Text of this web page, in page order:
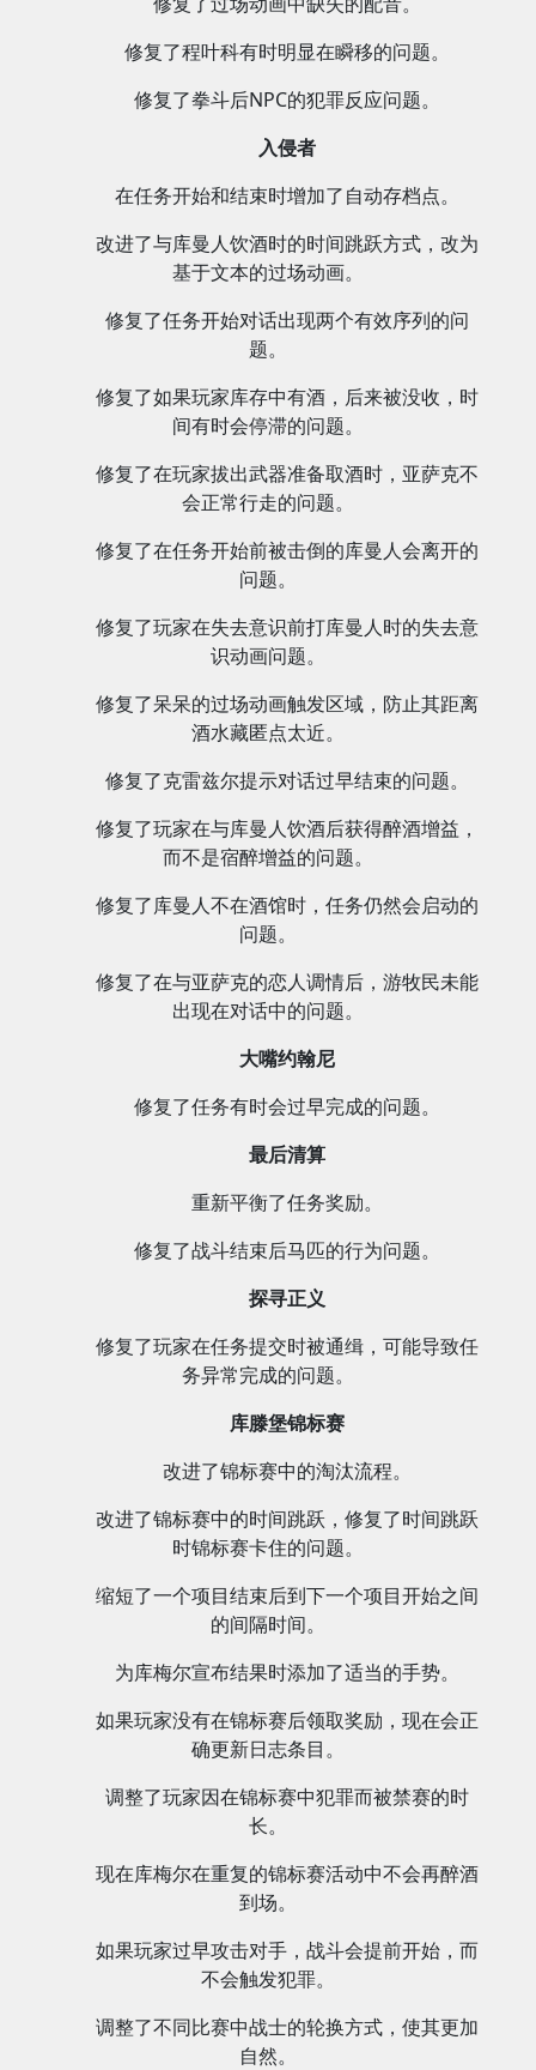
修复了程叶科有时明显在瞬移的问题。
修复了拳斗后NPC的犯罪反应问题。
入侵者
在任务开始和结束时增加了自动存档点。
改进了与库曼人饮酒时的时间跳跃方式，改为
基于文本的过场动画。
修复了任务开始对话出现两个有效序列的问
题。
修复了如果玩家库存中有酒，后来被没收，时
间有时会停滞的问题。
修复了在玩家拔出武器准备取酒时，亚萨克不
会正常行走的问题。
修复了在任务开始前被击倒的库曼人会离开的
问题。
修复了玩家在失去意识前打库曼人时的失去意
识动画问题。
修复了呆呆的过场动画触发区域，防止其距离
酒水藏匿点太近。
修复了克雷兹尔提示对话过早结束的问题。
修复了玩家在与库曼人饮酒后获得醉酒增益，
而不是宿醉增益的问题。
修复了库曼人不在酒馆时，任务仍然会启动的
问题。
修复了在与亚萨克的恋人调情后，游牧民未能
出现在对话中的问题。
大嘴约翰尼
修复了任务有时会过早完成的问题。
最后清算
重新平衡了任务奖励。
修复了战斗结束后马匹的行为问题。
探寻正义
修复了玩家在任务提交时被通缉，可能导致任
务异常完成的问题。
库滕堡锦标赛
改进了锦标赛中的淘汰流程。
改进了锦标赛中的时间跳跃，修复了时间跳跃
时锦标赛卡住的问题。
缩短了一个项目结束后到下一个项目开始之间
的间隔时间。
为库梅尔宣布结果时添加了适当的手势。
如果玩家没有在锦标赛后领取奖励，现在会正
确更新日志条目。
调整了玩家因在锦标赛中犯罪而被禁赛的时
长。
现在库梅尔在重复的锦标赛活动中不会再醉酒
到场。
如果玩家过早攻击对手，战斗会提前开始，而
不会触发犯罪。
调整了不同比赛中战士的轮换方式，使其更加
自然。